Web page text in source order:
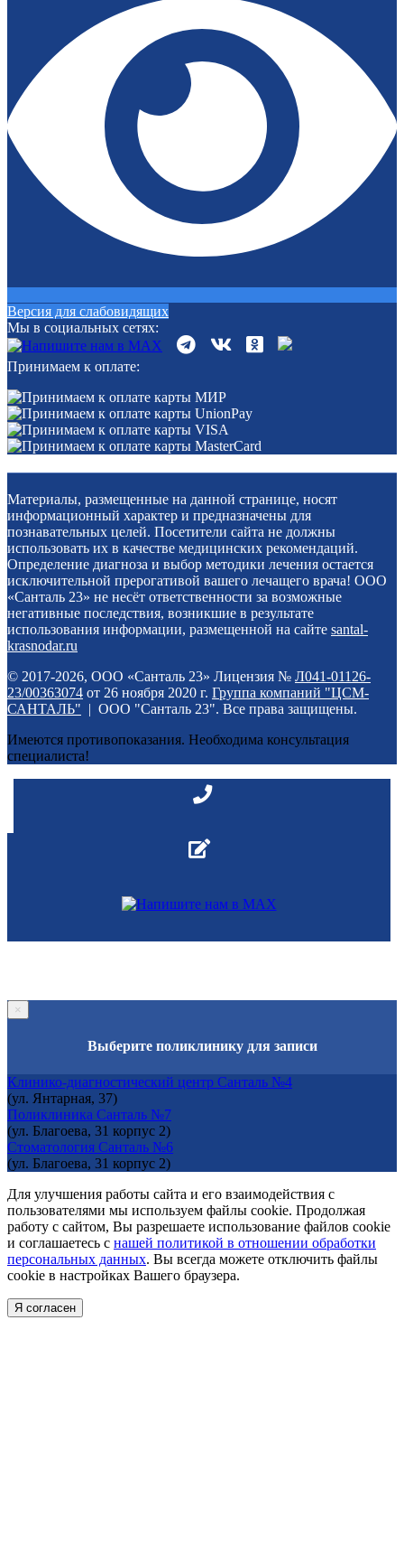
Версия для слабовидящих
Мы в социальных сетях:
Принимаем к оплате:
Материалы, размещенные на данной странице, носят
информационный характер и предназначены для
познавательных целей. Посетители сайта не должны
использовать их в качестве медицинских рекомендаций.
Определение диагноза и выбор методики лечения остается
исключительной прерогативой вашего лечащего врача! ООО
«Санталь 23» не несёт ответственности за возможные
негативные последствия, возникшие в результате
использования информации, размещенной на сайте santal-
krasnodar.ru
© 2017-2026, ООО «Санталь 23» Лицензия № Л041-01126-
23/00363074 от 26 ноября 2020 г. Группа компаний "ЦСМ-
САНТАЛЬ" | ООО "Санталь 23". Все права защищены.
Имеются противопоказания. Необходима консультация
специалиста!
×
Выберите поликлинику для записи
Клинико-диагностический центр Санталь №4
(ул. Янтарная, 37)
Поликлиника Санталь №7
(ул. Благоева, 31 корпус 2)
Стоматология Санталь №6
(ул. Благоева, 31 корпус 2)
Для улучшения работы сайта и его взаимодействия с
пользователями мы используем файлы cookie. Продолжая
работу с сайтом, Вы разрешаете использование файлов cookie
и соглашаетесь с нашей политикой в отношении обработки
персональных данных. Вы всегда можете отключить файлы
cookie в настройках Вашего браузера.
Я согласен